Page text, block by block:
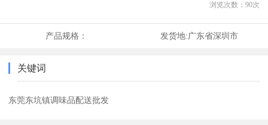
浏览次数： 90次
产品规格： 发货地:广东省深圳市
关键词
东莞东坑镇调味品配送批发